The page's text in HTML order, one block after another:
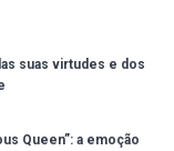
suas virtudes e dos
Queen”: a emoção